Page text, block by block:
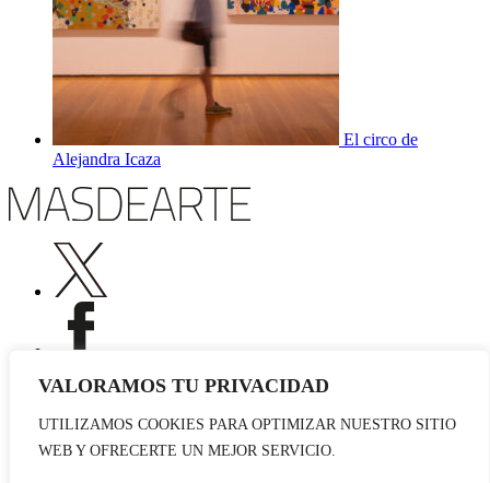
VALORAMOS TU PRIVACIDAD
UTILIZAMOS COOKIES PARA OPTIMIZAR NUESTRO SITIO
WEB Y OFRECERTE UN MEJOR SERVICIO.
El circo de
Alejandra Icaza
Publicidad